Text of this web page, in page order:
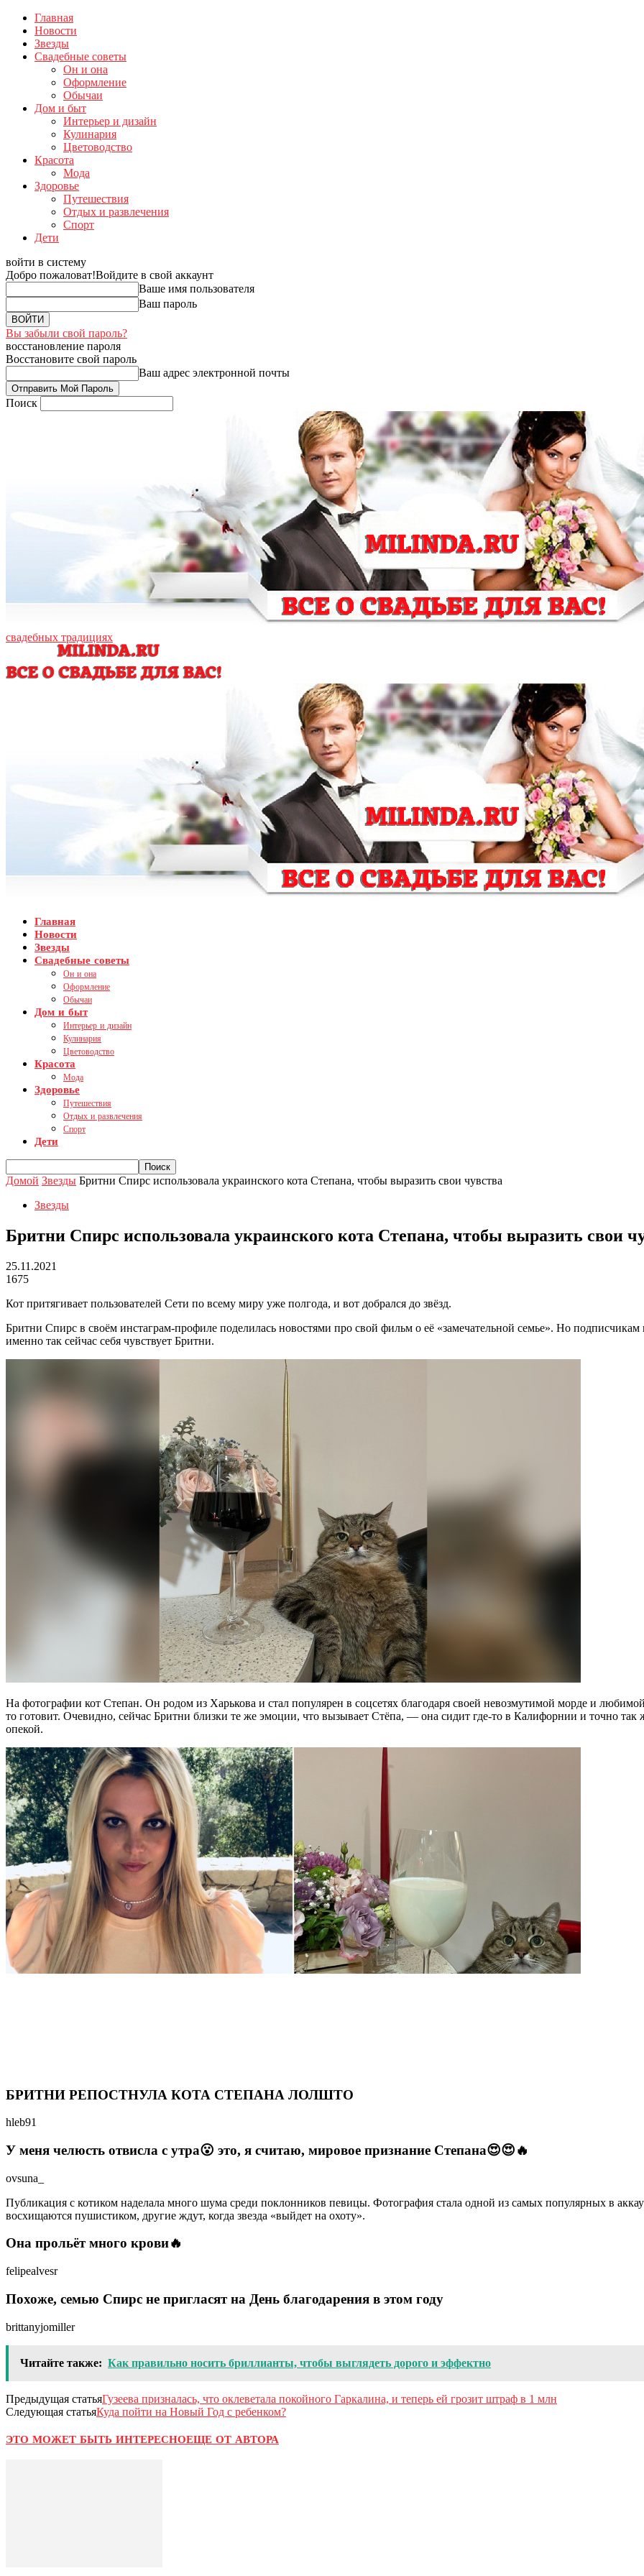
Главная
Новости
Звезды
Свадебные советы
Он и она
Оформление
Обычаи
Дом и быт
Интерьер и дизайн
Кулинария
Цветоводство
Красота
Мода
Здоровье
Путешествия
Отдых и развлечения
Спорт
Дети
войти в систему
Добро пожаловат!Войдите в свой аккаунт
Ваше имя пользователя
Ваш пароль
Вы забыли свой пароль?
восстановление пароля
Восстановите свой пароль
Ваш адрес электронной почты
Поиск
свадебных традициях
Главная
Новости
Звезды
Свадебные советы
Он и она
Оформление
Обычаи
Дом и быт
Интерьер и дизайн
Кулинария
Цветоводство
Красота
Мода
Здоровье
Путешествия
Отдых и развлечения
Спорт
Дети
Домой Звезды Бритни Спирс использовала украинского кота Степана, чтобы выразить свои чувства
Звезды
Бритни Спирс использовала украинского кота Степана, чтобы выразить свои
25.11.2021
1675
Кот притягивает пользователей Сети по всему миру уже полгода, и вот добрался до звёзд.
Бритни Спирс в своём инстаграм-профиле поделилась новостями про свой фильм о её «замечательной семье». Но
именно так сейчас себя чувствует Бритни.
На фотографии кот Степан. Он родом из Харькова и стал популярен в соцсетях благодаря своей невозмутимой морде и
то готовит. Очевидно, сейчас Бритни близки те же эмоции, что вызывает Стёпа, — она сидит где-то в Калифорнии и точно
опекой.
БРИТНИ РЕПОСТНУЛА КОТА СТЕПАНА ЛОЛШТО
hleb91
У меня челюсть отвисла с утра😮 это, я считаю, мировое признание Степана😍😍🔥
ovsuna_
Публикация с котиком наделала много шума среди поклонников певицы. Фотография стала одной из самых популярных в
восхищаются пушистиком, другие ждут, когда звезда «выйдет на охоту».
Она прольёт много крови🔥
felipealvesr
Похоже, семью Спирс не пригласят на День благодарения в этом году
brittanyjomiller
Читайте также: Как правильно носить бриллианты, чтобы выглядеть дорого и эффектно
Предыдущая статьяГузеева призналась, что оклеветала покойного Гаркалина, и теперь ей грозит штраф в 1 млн
Следующая статьяКуда пойти на Новый Год с ребенком?
ЭТО МОЖЕТ БЫТЬ ИНТЕРЕСНОЕЩЕ ОТ АВТОРА